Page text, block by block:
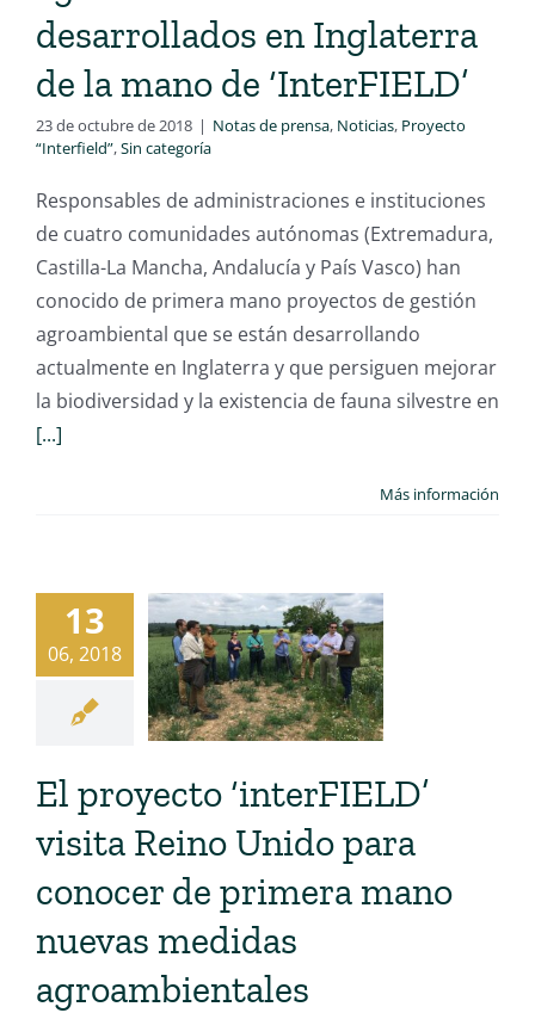
desarrollados en Inglaterra
de la mano de ‘InterFIELD’
23 de octubre de 2018 | Notas de prensa, Noticias, Proyecto
“Interfield”,Sin categoría
Responsables de administraciones e instituciones
de cuatro comunidades autónomas (Extremadura,
Castilla-La Mancha, Andalucía y País Vasco) han
conocido de primera mano proyectos de gestión
agroambiental que se están desarrollando
actualmente en Inglaterra y que persiguen mejorar
la biodiversidad y la existencia de fauna silvestre en
[...]
Más información
13
06, 2018
El proyecto ‘interFIELD’
visita Reino Unido para
conocer de primera mano
nuevas medidas
agroambientales